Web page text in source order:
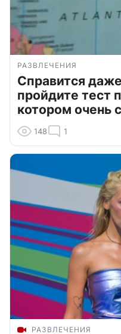
РАЗВЛЕЧЕНИЯ
Справится
пройдите тест
котором очень
148 1
РАЗВЛЕЧЕНИЯ